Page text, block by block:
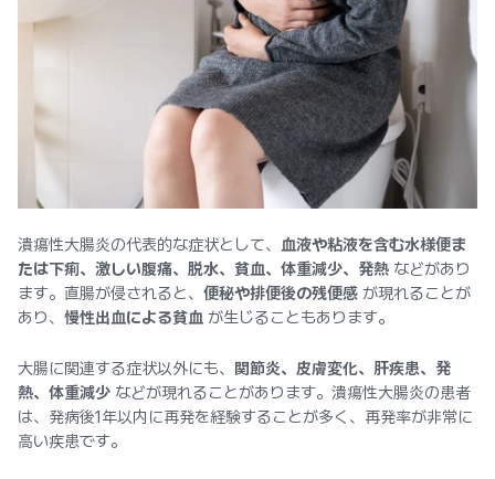
潰瘍性大腸炎の代表的な症状として、
血液や粘液を含む水様便ま
たは下痢、激しい腹痛、脱水、貧血、体重減少、発熱 などがあり
ます。直腸が侵されると、 便秘や排便後の残便感 が現れることが
あり、 慢性出血による貧血 が生じることもあります。
大腸に関連する症状以外にも、 関節炎、皮膚変化、肝疾患、発
熱、体重減少 などが現れることがあります。潰瘍性大腸炎の患者
は、発病後1年以内に再発を経験することが多く、再発率が非常に
高い疾患です。